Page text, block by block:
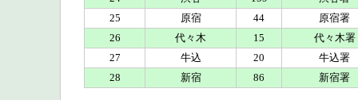
25
原宿 44
原宿署
26
代々木 15
代々木署
27
牛込 20
牛込署
28
新宿 86 新宿署